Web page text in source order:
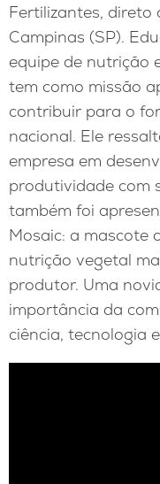
Fertilizantes, direto
Campinas (SP).
equipe de nutrição
tem como missão
contribuir para o
nacional. Ele
empresa em
produtividade com
também foi
Mosaic: a mascote
nutrição vegetal
produtor. Uma
importância da
ciência, tecnologia